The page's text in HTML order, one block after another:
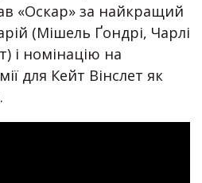
«Оскар» за найкращий
(Мішель Ґондрі, Чарлі
і номінацію на
для Кейт Вінслет як